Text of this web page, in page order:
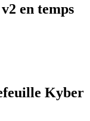
en temps
Kyber